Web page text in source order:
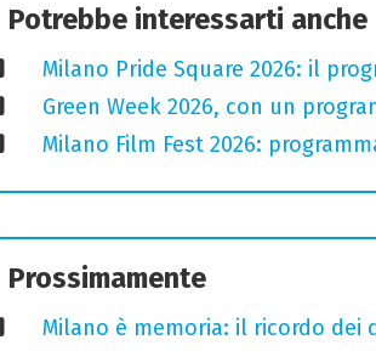
Potrebbe interessarti anche
Milano Pride Square 2026: il
Green Week 2026, con un
Milano Film Fest 2026:
Prossimamente
Milano è memoria: il ricordo dei